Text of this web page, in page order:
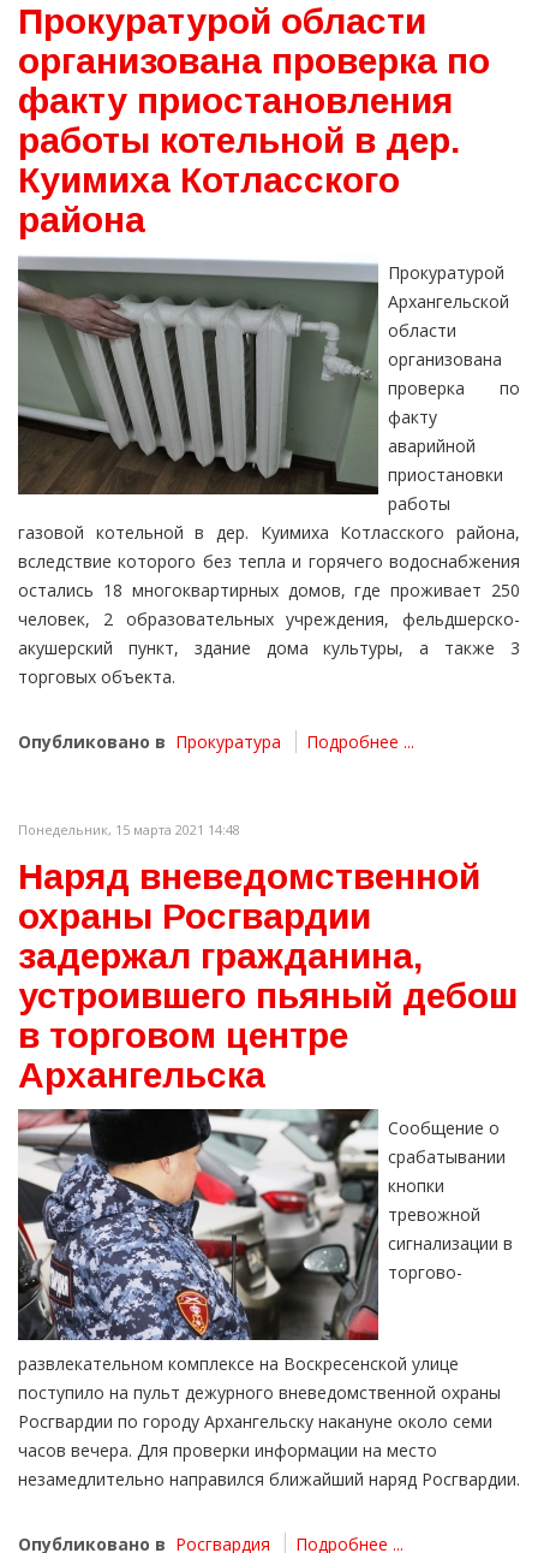
Прокуратурой области
организована проверка по
факту приостановления
работы котельной в дер.
Куимиха Котласского
района
Прокуратурой
Архангельской
области
организована
проверка по
факту
аварийной
приостановки
работы
газовой котельной в дер. Куимиха Котласского района,
вследствие которого без тепла и горячего водоснабжения
остались 18 многоквартирных домов, где проживает 250
человек, 2 образовательных учреждения, фельдшерско-
акушерский пункт, здание дома культуры, а также 3
торговых объекта.
Опубликовано в Прокуратура Подробнее ...
Понедельник, 15 марта 2021 14:48
Наряд вневедомственной
охраны Росгвардии
задержал гражданина,
устроившего пьяный дебош
в торговом центре
Архангельска
Сообщение о
срабатывании
кнопки
тревожной
сигнализации в
торгово-
развлекательном комплексе на Воскресенской улице
поступило на пульт дежурного вневедомственной охраны
Росгвардии по городу Архангельску накануне около семи
часов вечера. Для проверки информации на место
незамедлительно направился ближайший наряд Росгвардии.
Опубликовано в Росгвардия Подробнее ...